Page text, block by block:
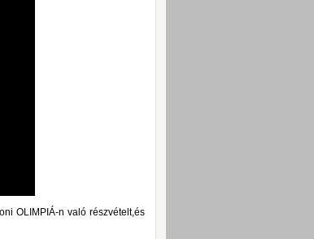
OLIMPIÁ-n való részvételt,és